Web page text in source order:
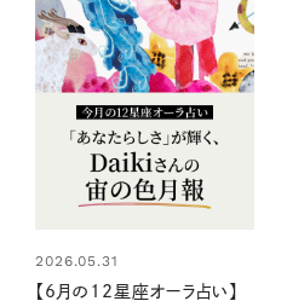
2026.05.31
【6月の12星座オーラ占い】